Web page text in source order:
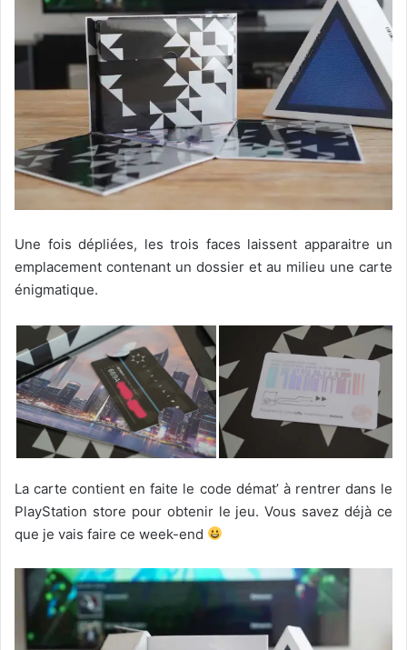
Une fois dépliées, les trois faces laissent apparaitre un
emplacement contenant un dossier et au milieu une carte
énigmatique.
La carte contient en faite le code démat’ à rentrer dans le
PlayStation store pour obtenir le jeu. Vous savez déjà ce
que je vais faire ce week-end